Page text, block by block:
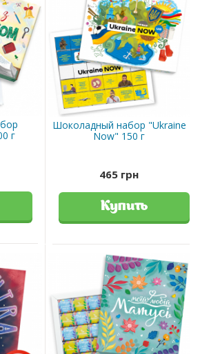
г
Шоколадный набор "Ukraine
Now" 150 г
465 грн
Купить